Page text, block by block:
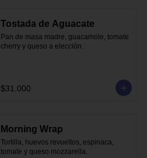
Tostada de Aguacate
Pan de masa madre, guacamole, tomate
cherry y queso a elección.
$31.000
Morning Wrap
Tortilla, huevos revueltos, espinaca,
tomate y queso mozzarella.